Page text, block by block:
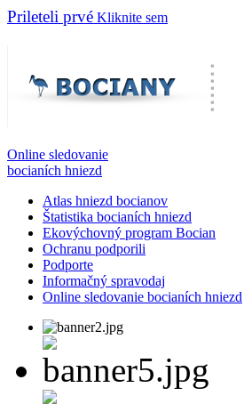
Prileteli prvé Kliknite sem
Online sledovanie
bocianích hniezd
Atlas hniezd bocianov
Štatistika bocianích hniezd
Ekovýchovný program Bocian
Ochranu podporili
Podporte
Informačný spravodaj
Online sledovanie bocianích hniezd